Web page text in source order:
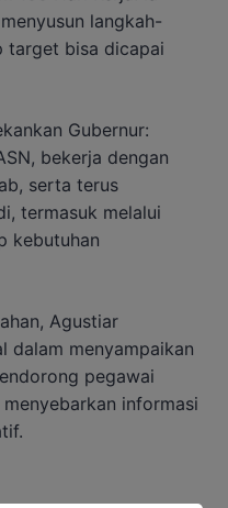
langkah-
target bisa dicapai
Gubernur:
bekerja dengan
serta terus
termasuk melalui
kebutuhan
Agustiar
dalam menyampaikan
pegawai
informasi